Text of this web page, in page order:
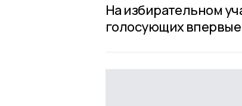
На избирательном
голосующих